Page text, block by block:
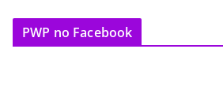
PWP no Facebook